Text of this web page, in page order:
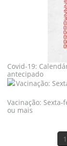
Covid-19:
antecipado
Vacinação:
ou mais
1